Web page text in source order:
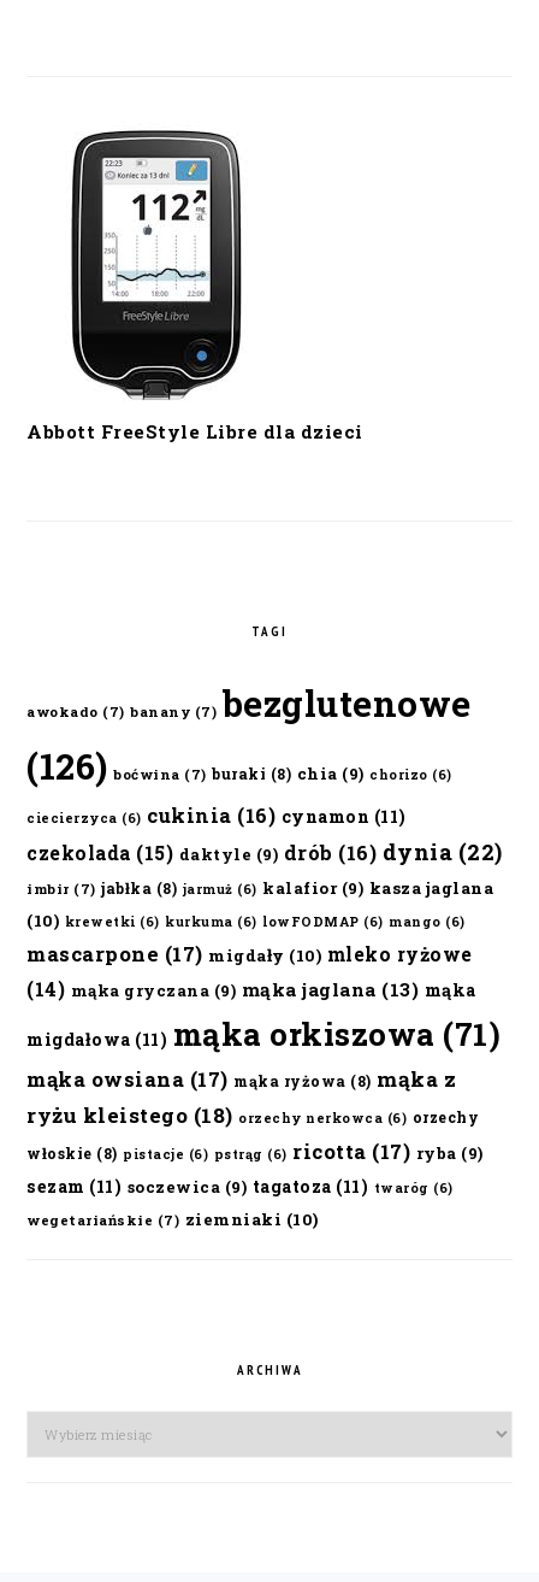
Abbott FreeStyle Libre dla dzieci
TAGI
awokado (7) banany (7) bezglutenowe
(126) boćwina (7) buraki (8) chia (9) chorizo (6)
ciecierzyca (6) cukinia (16) cynamon (11)
czekolada (15) daktyle (9) drób (16) dynia (22)
imbir (7) jabłka (8) jarmuż (6) kalafior(9) kasza jaglana
(10) krewetki (6) kurkuma (6) lowFODMAP (6) mango (6)
mascarpone (17) migdały (10) mleko ryżowe
(14) mąka gryczana (9) mąka jaglana (13) mąka
migdałowa (11) mąka orkiszowa (71)
mąka owsiana (17) mąka ryżowa (8) mąka z
ryżu kleistego (18) orzechy nerkowca (6) orzechy
włoskie (8) pistacje (6) pstrąg (6) ricotta (17) ryba (9)
sezam (11) soczewica (9) tagatoza (11) twaróg (6)
wegetariańskie (7) ziemniaki (10)
ARCHIWA
Archiwa